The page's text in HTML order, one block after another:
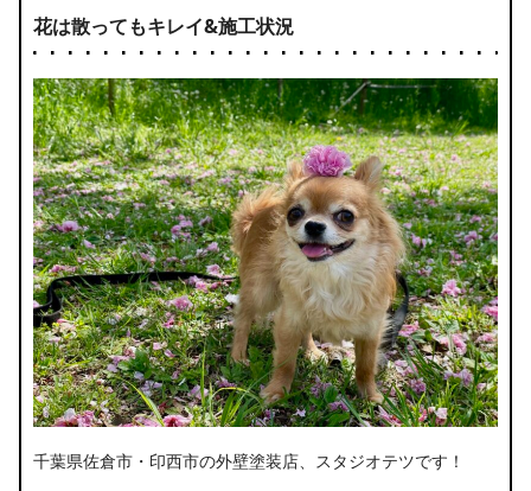
花は散ってもキレイ&施工状況
千葉県佐倉市・印西市の外壁塗装店、スタジオテツです！